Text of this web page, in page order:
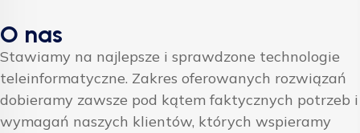
O nas
Stawiamy na najlepsze i sprawdzone technologie
teleinformatyczne. Zakres oferowanych rozwiązań
dobieramy zawsze pod kątem faktycznych potrzeb i
wymagań naszych klientów, których wspieramy